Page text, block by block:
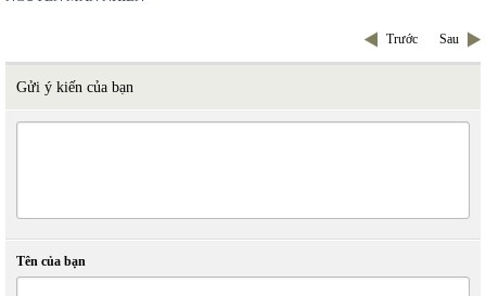
Trước Sau
Gửi ý kiến của bạn
Tên của bạn